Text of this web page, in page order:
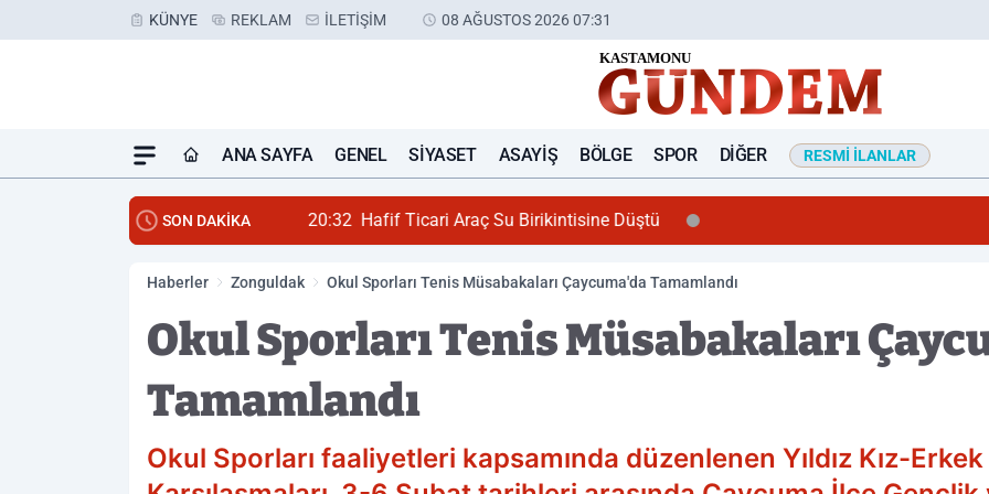
KÜNYE REKLAM İLETIŞIM 08 AĞUSTOS 2026 07:31
ANA SAYFA GENEL SIYASET ASAYIŞ BÖLGE SPOR DIĞER RESMI İLANLAR
SON DAKİKA 20:32 Hafif Ticari Araç Su Birikintisine Düştü
Haberler Zonguldak Okul Sporları Tenis Müsabakaları Çaycuma'da Tamamlandı
Okul Sporları Tenis Müsabakaları
Tamamlandı
Okul Sporları faaliyetleri kapsamında düzenlenen Yıldız Kız-